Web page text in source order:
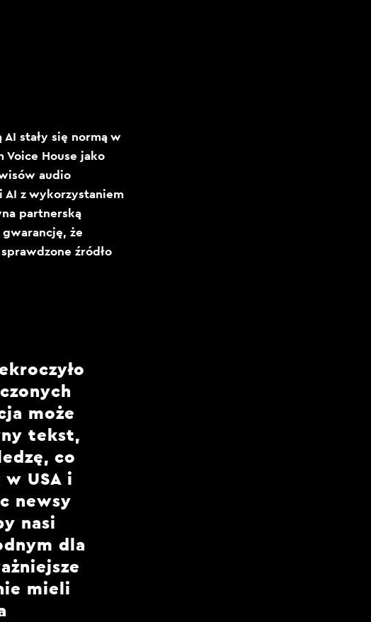
stały się normą w
House jako
audio
z wykorzystaniem
partnerską
że
źródło
może
tekst,
co
USA i
newsy
nasi
dla
mieli